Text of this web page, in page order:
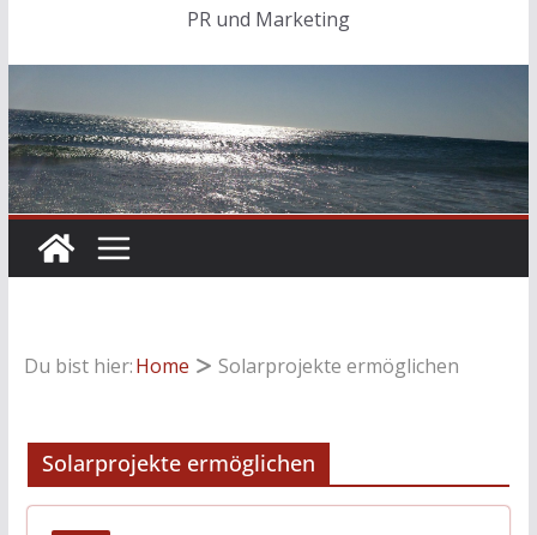
PR und Marketing
Du bist hier:Home Solarprojekte ermöglichen
Solarprojekte ermöglichen